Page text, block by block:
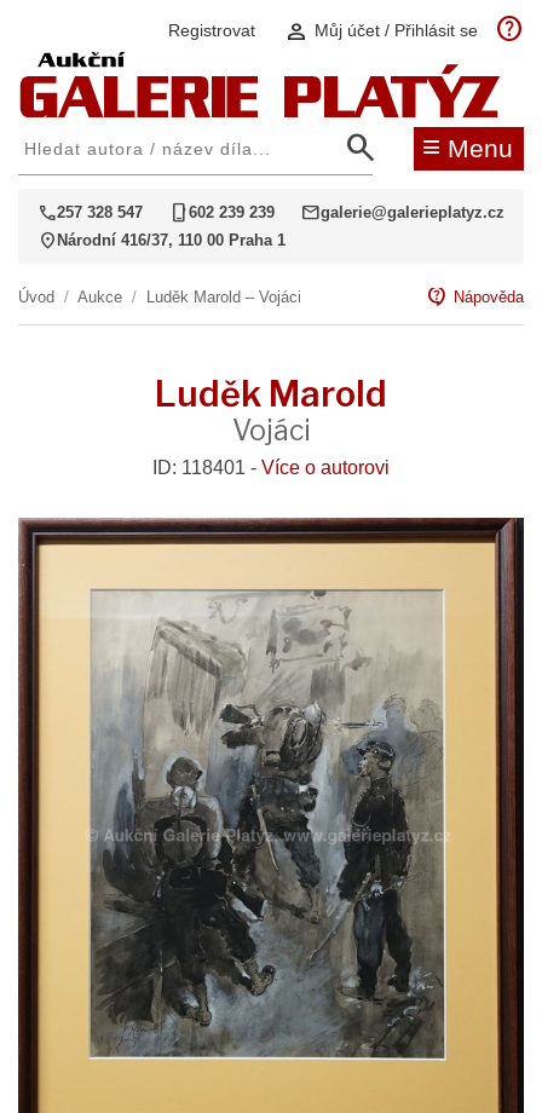
Registrovat person Můj účet / Přihlásit se help
search ≡ Menu
call257 328 547 phone_iphone602 239 239 mailgalerie@galerieplatyz.cz
location_on Národní 416/37, 110 00 Praha 1
Úvod / Aukce / Luděk Marold – Vojáci contact_support Nápověda
Luděk Marold
Vojáci
ID: 118401 - Více o autorovi